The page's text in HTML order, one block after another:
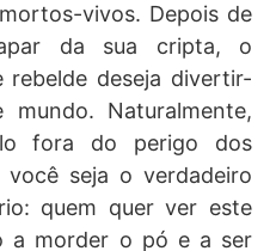
vivos. Depois de
da sua cripta, o
rebelde deseja divertir-
Naturalmente,
fora do perigo dos
seja o verdadeiro
quem quer ver este
a morder o pó e a ser